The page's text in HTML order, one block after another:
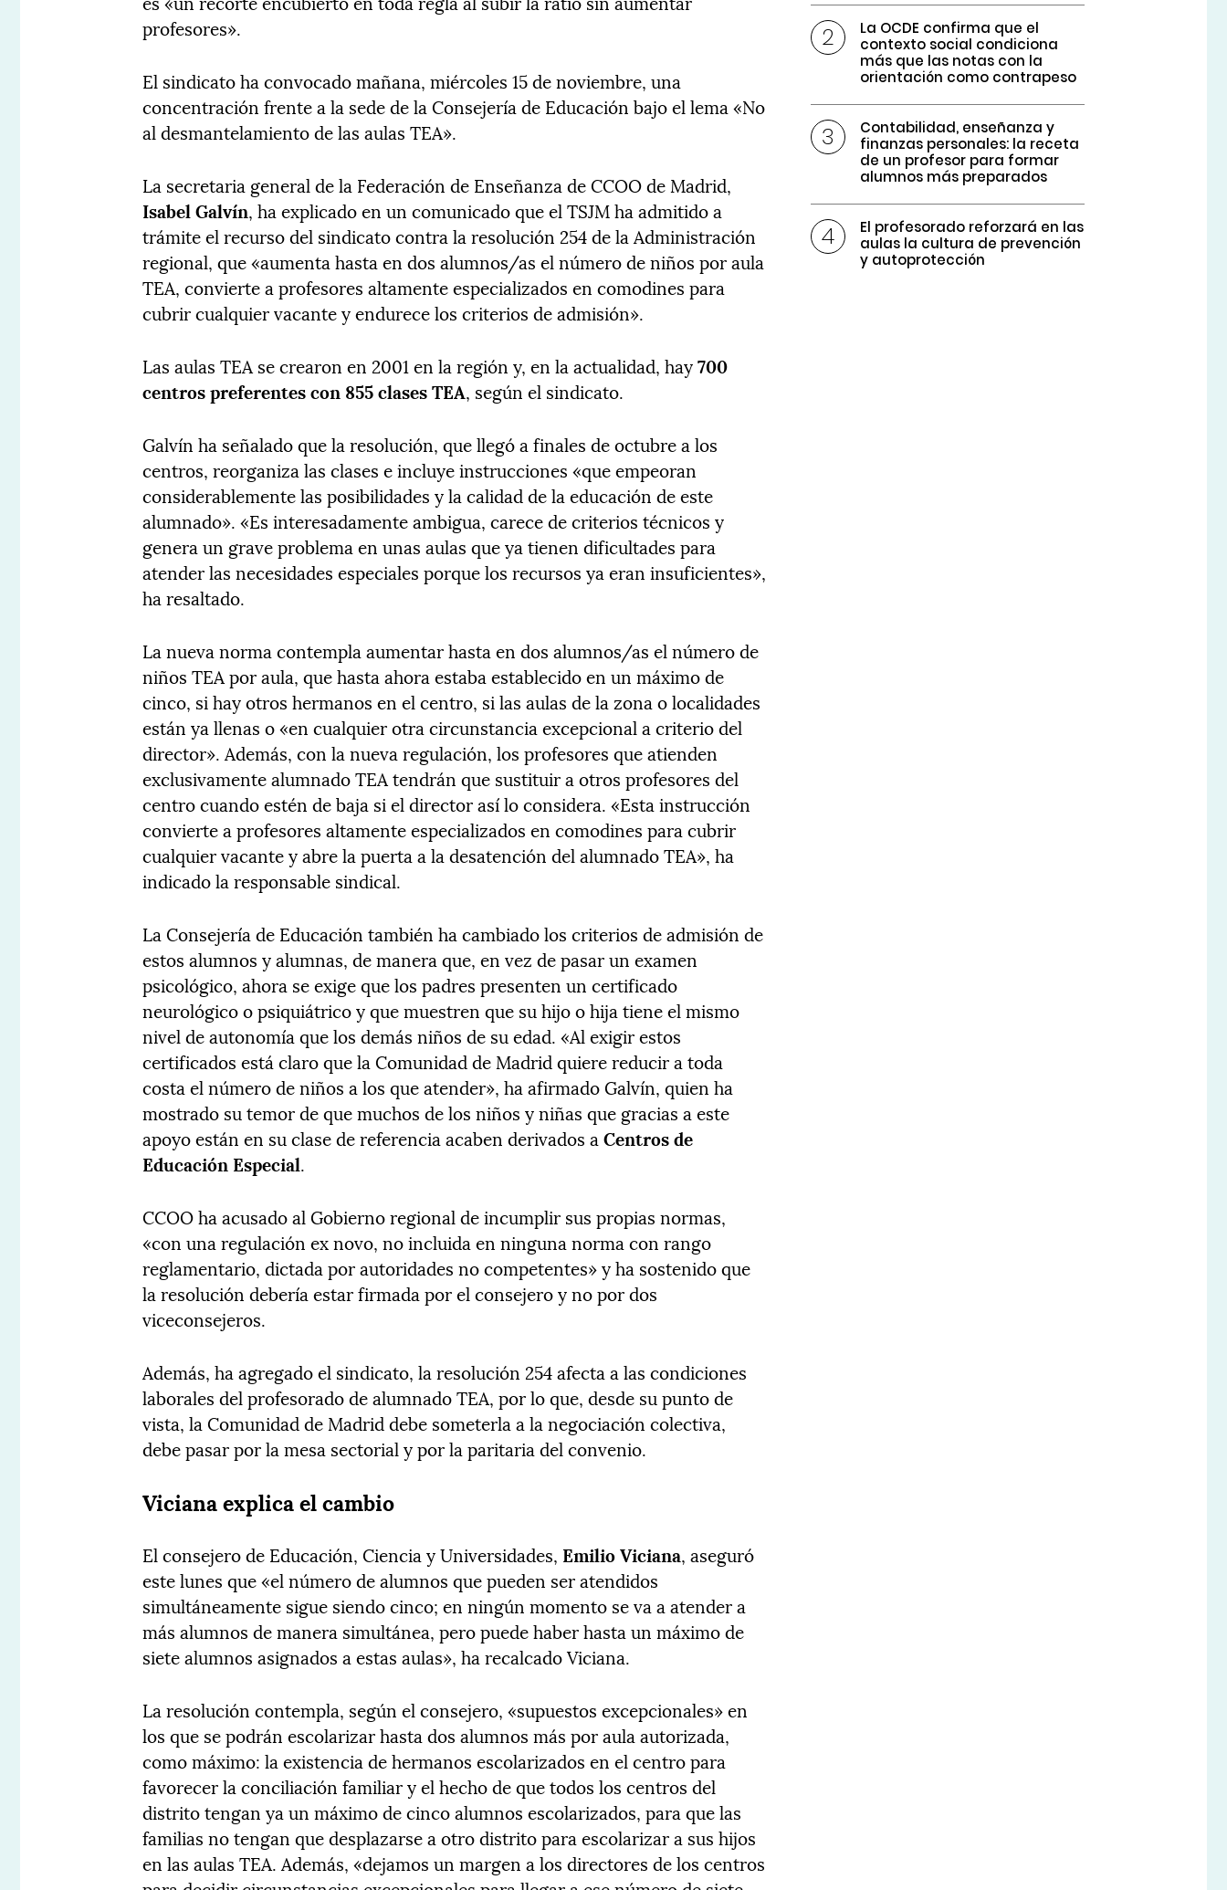
profesores».
El sindicato ha convocado mañana, miércoles 15 de noviembre, una
concentración frente a la sede de la Consejería de Educación bajo el lema «No
al desmantelamiento de las aulas TEA».
La secretaria general de la Federación de Enseñanza de CCOO de Madrid,
Isabel Galvín, ha explicado en un comunicado que el TSJM ha admitido a
trámite el recurso del sindicato contra la resolución 254 de la Administración
regional, que «aumenta hasta en dos alumnos/as el número de niños por aula
TEA, convierte a profesores altamente especializados en comodines para
cubrir cualquier vacante y endurece los criterios de admisión».
Las aulas TEA se crearon en 2001 en la región y, en la actualidad, hay700
centros preferentes con 855 clases TEA, según el sindicato.
Galvín ha señalado que la resolución, que llegó a finales de octubre a los
centros, reorganiza las clases e incluye instrucciones «que empeoran
considerablemente las posibilidades y la calidad de la educación de este
alumnado». «Es interesadamente ambigua, carece de criterios técnicos y
genera un grave problema en unas aulas que ya tienen dificultades para
atender las necesidades especiales porque los recursos ya eran insuficientes»,
ha resaltado.
La nueva norma contempla aumentar hasta en dos alumnos/as el número de
niños TEA por aula, que hasta ahora estaba establecido en un máximo de
cinco, si hay otros hermanos en el centro, si las aulas de la zona o localidades
están ya llenas o «en cualquier otra circunstancia excepcional a criterio del
director». Además, con la nueva regulación, los profesores que atienden
exclusivamente alumnado TEA tendrán que sustituir a otros profesores del
centro cuando estén de baja si el director así lo considera. «Esta instrucción
convierte a profesores altamente especializados en comodines para cubrir
cualquier vacante y abre la puerta a la desatención del alumnado TEA», ha
indicado la responsable sindical.
La Consejería de Educación también ha cambiado los criterios de admisión de
estos alumnos y alumnas, de manera que, en vez de pasar un examen
psicológico, ahora se exige que los padres presenten un certificado
neurológico o psiquiátrico y que muestren que su hijo o hija tiene el mismo
nivel de autonomía que los demás niños de su edad. «Al exigir estos
certificados está claro que la Comunidad de Madrid quiere reducir a toda
costa el número de niños a los que atender», ha afirmado Galvín, quien ha
mostrado su temor de que muchos de los niños y niñas que gracias a este
apoyo están en su clase de referencia acaben derivados aCentros de
Educación Especial.
CCOO ha acusado al Gobierno regional de incumplir sus propias normas,
«con una regulación ex novo, no incluida en ninguna norma con rango
reglamentario, dictada por autoridades no competentes» y ha sostenido que
la resolución debería estar firmada por el consejero y no por dos
viceconsejeros.
Además, ha agregado el sindicato, la resolución 254 afecta a las condiciones
laborales del profesorado de alumnado TEA, por lo que, desde su punto de
vista, la Comunidad de Madrid debe someterla a la negociación colectiva,
debe pasar por la mesa sectorial y por la paritaria del convenio.
Viciana explica el cambio
El consejero de Educación, Ciencia y Universidades, Emilio Viciana, aseguró
este lunes que «el número de alumnos que pueden ser atendidos
simultáneamente sigue siendo cinco; en ningún momento se va a atender a
más alumnos de manera simultánea, pero puede haber hasta un máximo de
siete alumnos asignados a estas aulas», ha recalcado Viciana.
La resolución contempla, según el consejero, «supuestos excepcionales» en
los que se podrán escolarizar hasta dos alumnos más por aula autorizada,
como máximo: la existencia de hermanos escolarizados en el centro para
favorecer la conciliación familiar y el hecho de que todos los centros del
distrito tengan ya un máximo de cinco alumnos escolarizados, para que las
familias no tengan que desplazarse a otro distrito para escolarizar a sus hijos
en las aulas TEA. Además, «dejamos un margen a los directores de los centros
La OCDE confirma que el
contexto social condiciona
más que las notas con la
orientación como contrapeso
Contabilidad, enseñanza y
finanzas personales: la receta
de un profesor para formar
alumnos más preparados
El profesorado reforzará en las
aulas la cultura de prevención
y autoprotección